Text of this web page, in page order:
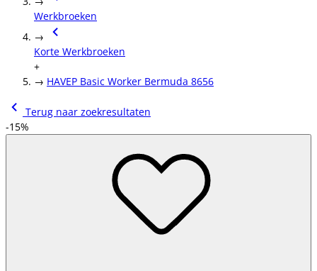
Werkbroeken
→
Korte Werkbroeken
+
→ HAVEP Basic Worker Bermuda 8656
Terug naar zoekresultaten
-15%